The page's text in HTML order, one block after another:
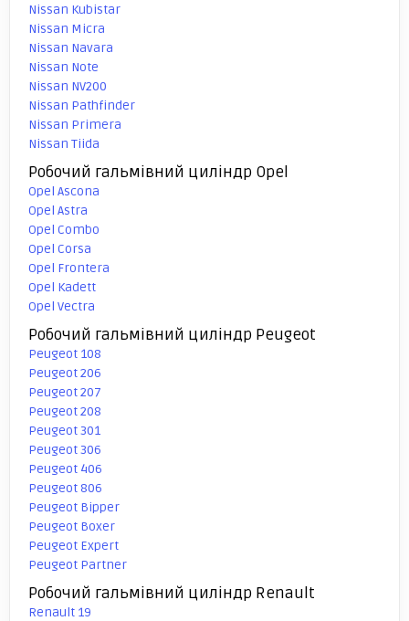
Nissan Kubistar
Nissan Micra
Nissan Navara
Nissan Note
Nissan NV200
Nissan Pathfinder
Nissan Primera
Nissan Tiida
Робочий гальмівний циліндр Opel
Opel Ascona
Opel Astra
Opel Combo
Opel Corsa
Opel Frontera
Opel Kadett
Opel Vectra
Робочий гальмівний циліндр Peugeot
Peugeot 108
Peugeot 206
Peugeot 207
Peugeot 208
Peugeot 301
Peugeot 306
Peugeot 406
Peugeot 806
Peugeot Bipper
Peugeot Boxer
Peugeot Expert
Peugeot Partner
Робочий гальмівний циліндр Renault
Renault 19